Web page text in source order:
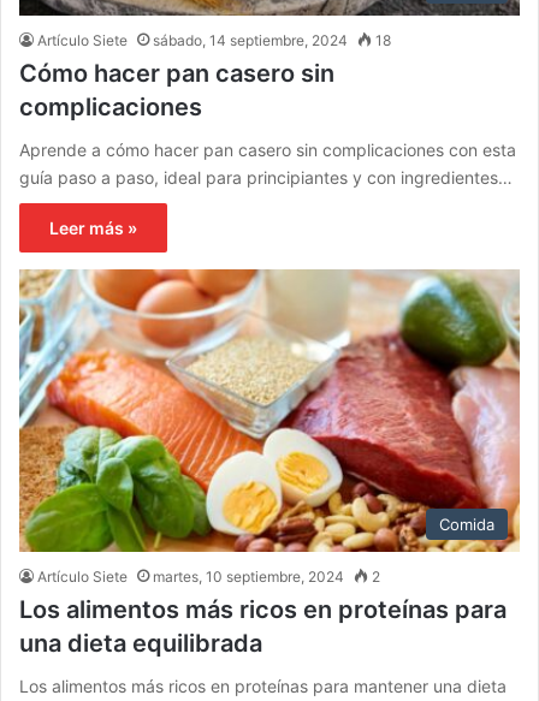
Artículo Siete sábado, 14 septiembre, 2024 18
Cómo hacer pan casero sin
complicaciones
Aprende a cómo hacer pan casero sin complicaciones con esta
guía paso a paso, ideal para principiantes y con ingredientes…
Leer más »
Comida
Artículo Siete martes, 10 septiembre, 2024 2
Los alimentos más ricos en proteínas para
una dieta equilibrada
Los alimentos más ricos en proteínas para mantener una dieta